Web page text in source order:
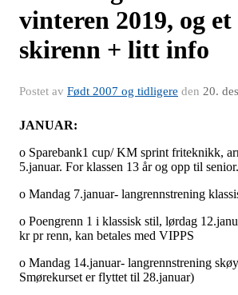
vinteren 2019, og
skirenn + litt info
Postet av Født 2007 og tidligere den 20.
JANUAR:
o Sparebank1 cup/ KM sprint friteknikk,
5.januar. For klassen 13 år og opp til
o Mandag 7.januar- langrennstrening
o Poengrenn 1 i klassisk stil, lørdag
kr pr renn, kan betales med VIPPS
o Mandag 14.januar- langrennstrening
Smørekurset er flyttet til 28.januar)